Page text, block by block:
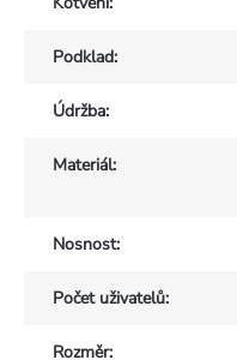
Podklad:
Údržba:
Materiál:
Nosnost:
Počet uživatelů:
Rozměr: